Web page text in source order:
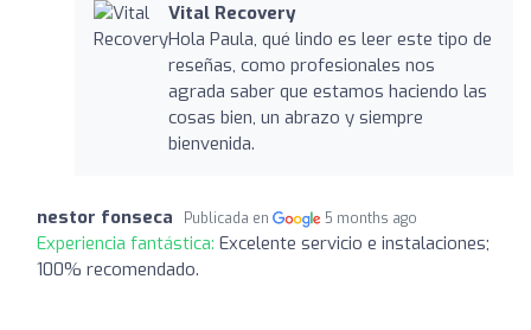
Vital Recovery
Hola Paula, qué lindo es leer este tipo de
reseñas, como profesionales nos
agrada saber que estamos haciendo las
cosas bien, un abrazo y siempre
bienvenida.
nestor fonseca Publicada en 5 months ago
Experiencia fantástica: Excelente servicio e instalaciones;
100% recomendado.